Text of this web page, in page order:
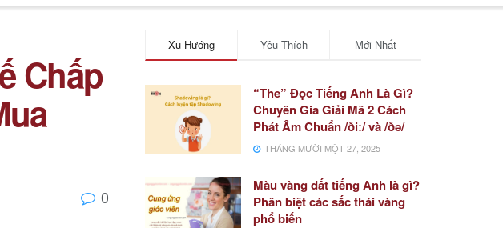
Chấp
0
Xu Hướng Yêu Thích Mới Nhất
“The” Đọc Tiếng Anh Là Gì?
Chuyên Gia Giải Mã 2 Cách
Phát Âm Chuẩn /ðiː/ và /ðə/
THÁNG MƯỜI MỘT 27, 2025
Màu vàng đất tiếng Anh là gì?
Phân biệt các sắc thái vàng
phổ biến